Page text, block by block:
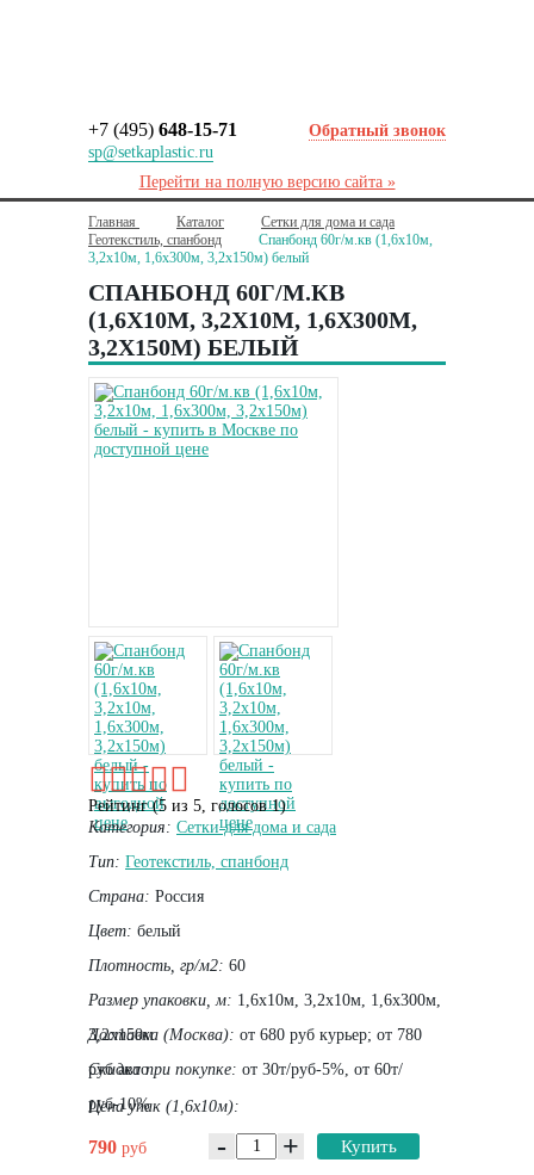
+7 (495) 648-15-71
sp@setkaplastic.ru
Обратный звонок
Перейти на полную версию сайта »
Главная Каталог
Сетки для дома и сада
Геотекстиль, спанбонд
Спанбонд 60г/м.кв (1,6х10м,
3,2х10м, 1,6х300м, 3,2х150м) белый
СПАНБОНД 60Г/М.КВ
(1,6Х10М, 3,2Х10М, 1,6Х300М,
3,2Х150М) БЕЛЫЙ
Рейтинг (5 из 5, голосов1)
Категория: Сетки для дома и сада
Тип: Геотекстиль, спанбонд
Страна: Россия
Цвет: белый
Плотность, гр/м2: 60
Размер упаковки, м: 1,6х10м, 3,2х10м, 1,6х300м,
3,2х150м
Доставка (Москва): от 680 руб курьер; от 780
руб авто
Скидка при покупке: от 30т/руб-5%, от 60т/
руб-10%
Цена упак (1,6х10м):
790 руб - + Купить